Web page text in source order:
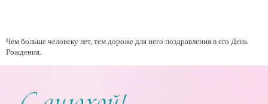
Чем больше человеку лет, тем дороже для него поздравления в его День
Рождения.